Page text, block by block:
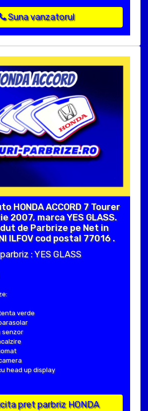
Suna vanzatorul
HONDA ACCORD 7 Tourer
2007, marca YES GLASS.
de Parbrize pe Net in
ILFOV cod postal 77016 .
: YES GLASS
verde
senzor
head up display
pret parbriz HONDA